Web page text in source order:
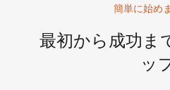
簡単に始め
最初から成功ま
ッ